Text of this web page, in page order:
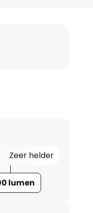
Zeer helder
lumen